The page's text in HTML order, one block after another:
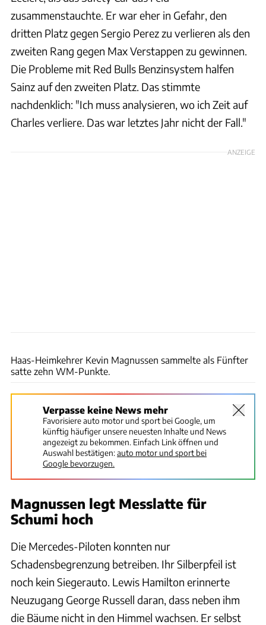
zusammenstauchte. Er war eher in Gefahr, den
dritten Platz gegen Sergio Perez zu verlieren als den
zweiten Rang gegen Max Verstappen zu gewinnen.
Die Probleme mit Red Bulls Benzinsystem halfen
Sainz auf den zweiten Platz. Das stimmte
nachdenklich: "Ich muss analysieren, wo ich Zeit auf
Charles verliere. Das war letztes Jahr nicht der Fall."
ANZEIGE
Haas-Heimkehrer Kevin Magnussen sammelte als Fünfter
satte zehn WM-Punkte.
Verpasse keine News mehr
Favorisiere auto motor und sport bei Google, um
künftig häufiger unsere neuesten Inhalte und News
angezeigt zu bekommen. Einfach Link öffnen und
Auswahl bestätigen:auto motor und sport bei
Google bevorzugen.
Magnussen legt Messlatte für
Schumi hoch
Die Mercedes-Piloten konnten nur
Schadensbegrenzung betreiben. Ihr Silberpfeil ist
noch kein Siegerauto. Lewis Hamilton erinnerte
Neuzugang George Russell daran, dass neben ihm
die Bäume nicht in den Himmel wachsen. Er selbst